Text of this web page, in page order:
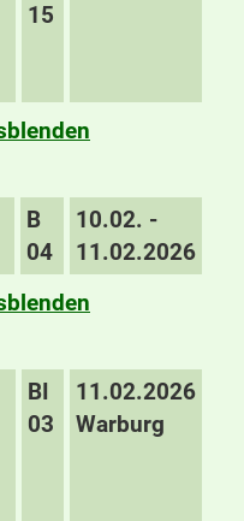
15
B
04
10.02. -
11.02.2026
BI
03
11.02.2026
Warburg